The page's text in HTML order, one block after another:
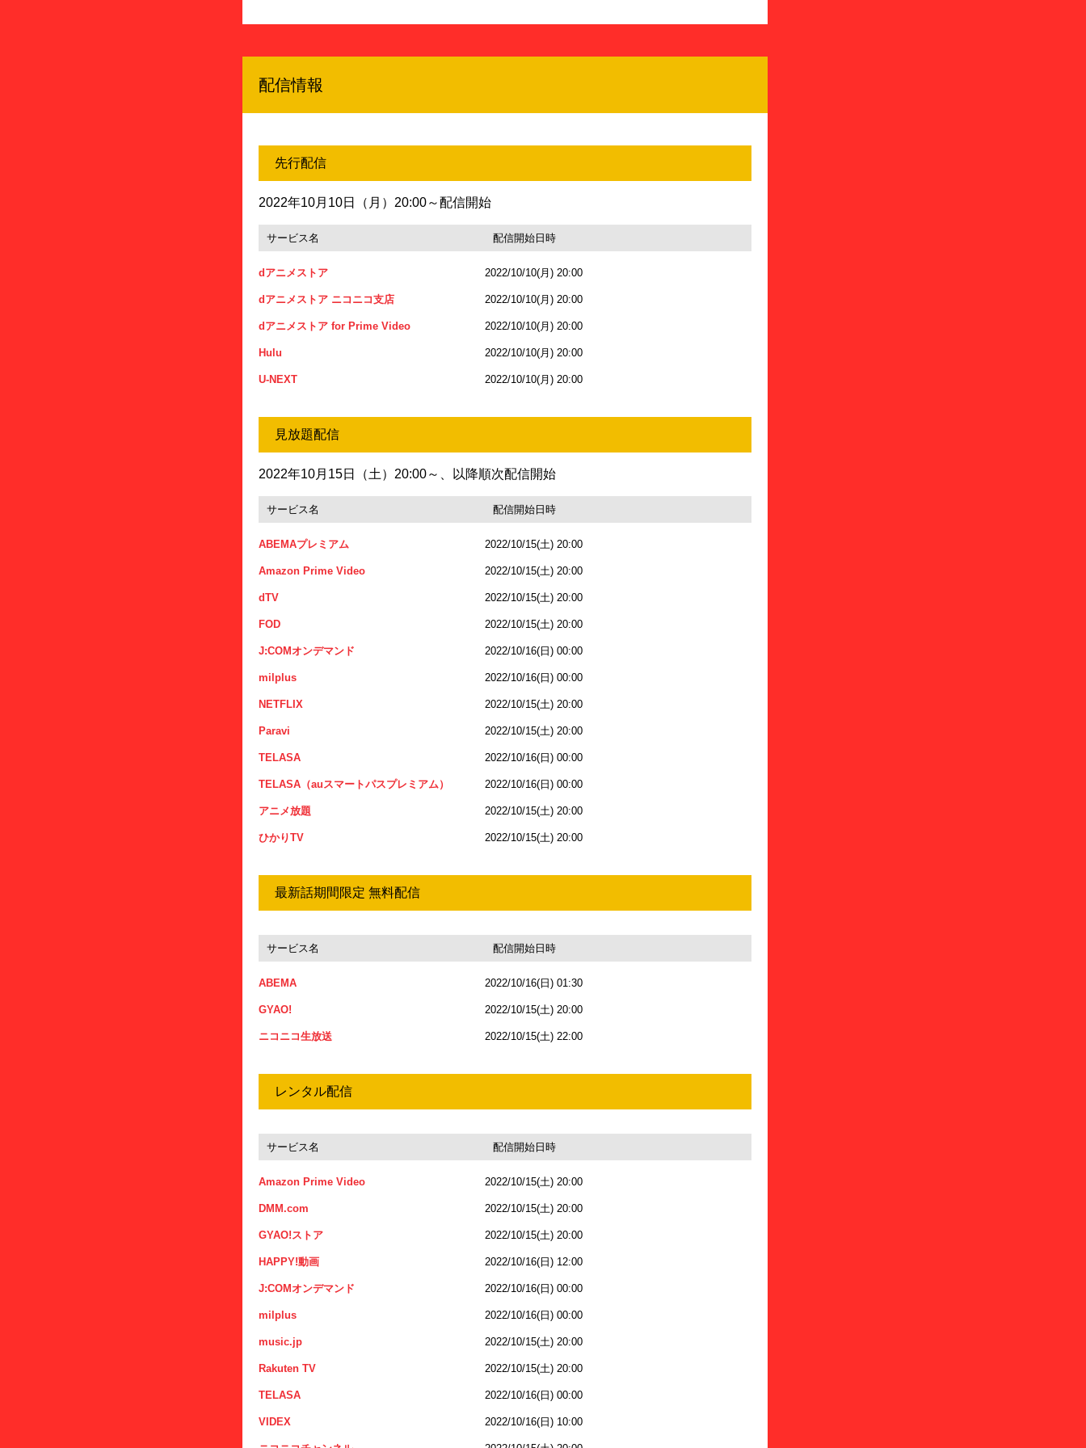
配信情報
先行配信
2022年10月10日（月） 20:00～配信開始
サービス名 配信開始日時
dアニメストア 2022/10/10(月) 20:00
dアニメストア ニコニコ支店 2022/10/10(月) 20:00
dアニメストア for Prime Video 2022/10/10(月) 20:00
Hulu 2022/10/10(月) 20:00
U-NEXT 2022/10/10(月) 20:00
見放題配信
2022年10月15日（土） 20:00～、以降順次配信開始
サービス名 配信開始日時
ABEMAプレミアム 2022/10/15(土) 20:00
Amazon Prime Video 2022/10/15(土) 20:00
dTV 2022/10/15(土) 20:00
FOD 2022/10/15(土) 20:00
J:COMオンデマンド 2022/10/16(日) 00:00
milplus 2022/10/16(日) 00:00
NETFLIX 2022/10/15(土) 20:00
Paravi 2022/10/15(土) 20:00
TELASA 2022/10/16(日) 00:00
TELASA（auスマートパスプレミアム） 2022/10/16(日) 00:00
アニメ放題 2022/10/15(土) 20:00
ひかりTV 2022/10/15(土) 20:00
最新話期間限定 無料配信
サービス名 配信開始日時
ABEMA 2022/10/16(日) 01:30
GYAO! 2022/10/15(土) 20:00
ニコニコ生放送 2022/10/15(土) 22:00
レンタル配信
サービス名 配信開始日時
Amazon Prime Video 2022/10/15(土) 20:00
DMM.com 2022/10/15(土) 20:00
GYAO!ストア 2022/10/15(土) 20:00
HAPPY!動画 2022/10/16(日) 12:00
J:COMオンデマンド 2022/10/16(日) 00:00
milplus 2022/10/16(日) 00:00
music.jp 2022/10/15(土) 20:00
Rakuten TV 2022/10/15(土) 20:00
TELASA 2022/10/16(日) 00:00
VIDEX 2022/10/16(日) 10:00